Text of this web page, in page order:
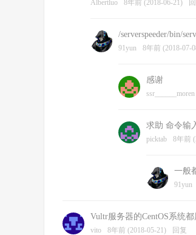
Albertluo 8年前 (2018-06-21)
/serverspeeder/bin/
91yun 8年前 (2018-07-
感谢
ssr______moren
求助 命令输
picktab 8年前
一般
91yun
Vultr服务器的CentOS系统
vito 8年前 (2018-05-21) 回复